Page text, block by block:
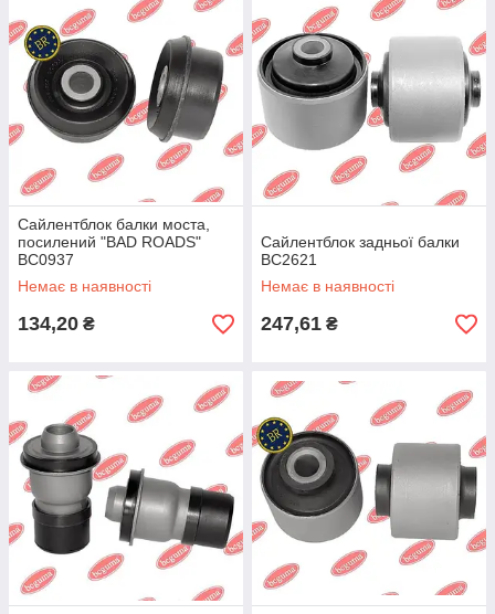
Сайлентблок балки моста,
посилений "BAD ROADS"
BC0937
Немає в наявності
134,20 ₴
Сайлентблок задньої балки
BC2621
Немає в наявності
247,61 ₴